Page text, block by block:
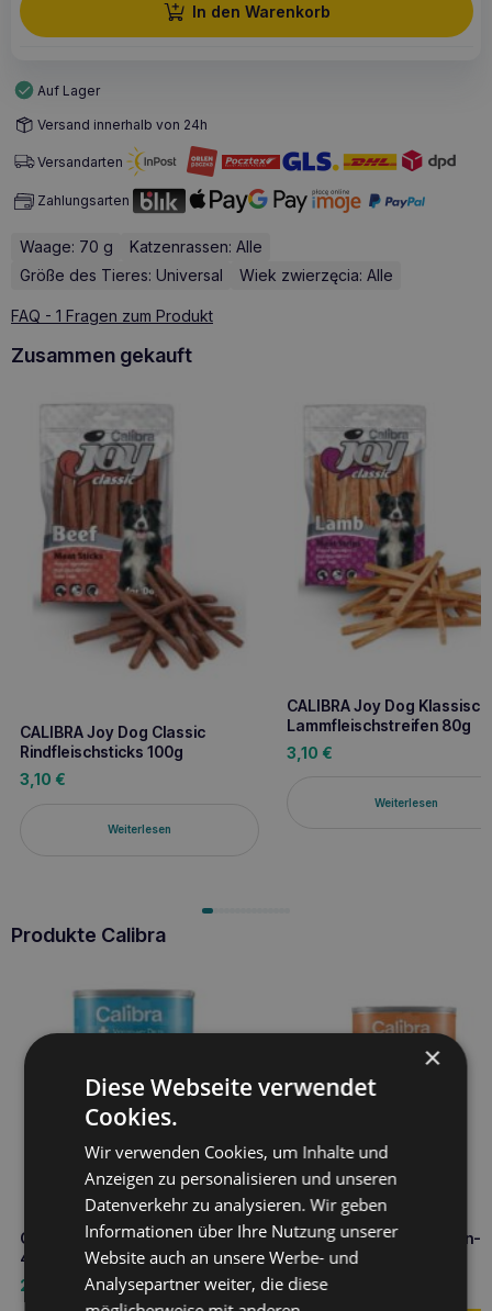
In den Warenkorb
Auf Lager
Versand innerhalb von 24h
Versandarten
Zahlungsarten
Waage: 70 g
Katzenrassen: Alle
Größe des Tieres: Universal
Wiek zwierzęcia: Alle
FAQ - 1 Fragen zum Produkt
Zusammen gekauft
CALIBRA Joy Dog Classic
Rindfleischsticks 100g
3,10 €
Weiterlesen
CALIBRA Joy Dog
Lammfleischstreifen 80g
3,10 €
Weiterlesen
Produkte Calibra
CALIBRA VD Dog Hepatic can
400g Leberunterstützung
2,90
CALIBRA VD Hund Magen-
Dose 400g
2,90€
×
Diese Webseite verwendet
Cookies.
Wir verwenden Cookies, um Inhalte und
Anzeigen zu personalisieren und unseren
Datenverkehr zu analysieren. Wir geben
Informationen über Ihre Nutzung unserer
Website auch an unsere Werbe- und
Analysepartner weiter, die diese